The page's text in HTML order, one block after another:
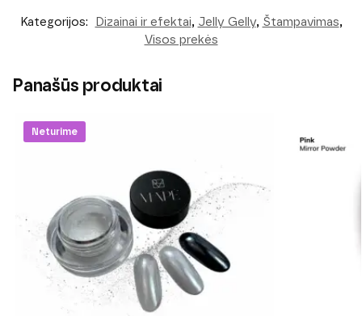
Kategorijos: Dizainai ir efektai, Jelly Gelly, Štampavimas,
Visos prekės
Panašūs produktai
Neturime